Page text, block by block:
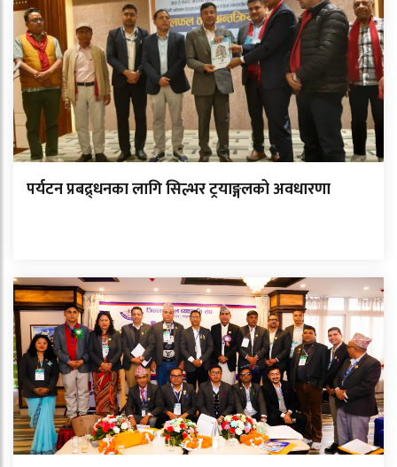
पर्यटन प्रबद्र्धनका लागि सिल्भर ट्रयाङ्गलको अवधारणा